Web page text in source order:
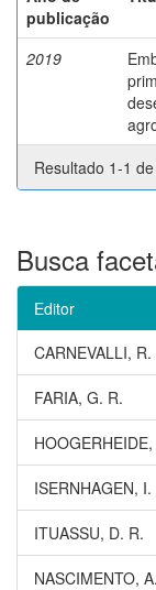
publicação
2019
Resultado 1-1
Busca
Editor
CARNEVALLI, R.
FARIA, G. R.
ISERNHAGEN, I.
ITUASSU, D. R.
NASCIMENTO,